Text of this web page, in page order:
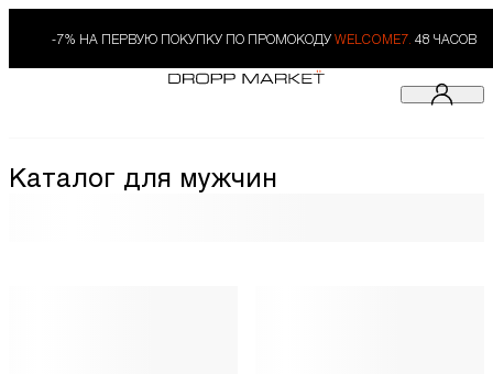
-7% НА ПЕРВУЮ ПОКУПКУ ПО ПРОМОКОДУ WELCOME7. 48 ЧАСОВ
Каталог для мужчин